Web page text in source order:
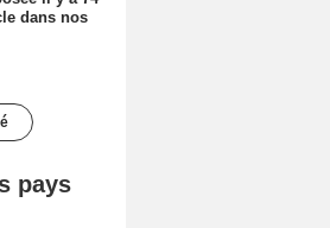
dans nos
pays